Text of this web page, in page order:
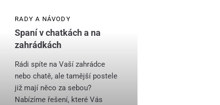
RADY A NÁVODY
Spaní v chatkách a na
zahrádkách
Rádi spíte na Vaší zahrádce
nebo chatě, ale tamější postele
již mají něco za sebou?
Nabízíme řešení, které Vás